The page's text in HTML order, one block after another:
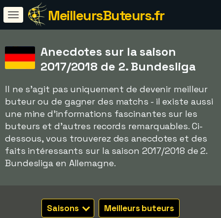
MeilleursButeurs.fr
Anecdotes sur la saison
2017/2018 de 2. Bundesliga
Il ne s'agit pas uniquement de devenir meilleur
buteur ou de gagner des matchs - il existe aussi
une mine d'informations fascinantes sur les
buteurs et d'autres records remarquables. Ci-
dessous, vous trouverez des anecdotes et des
faits intéressants sur la saison 2017/2018 de 2.
Bundesliga en Allemagne.
Saisons
Meilleurs buteurs